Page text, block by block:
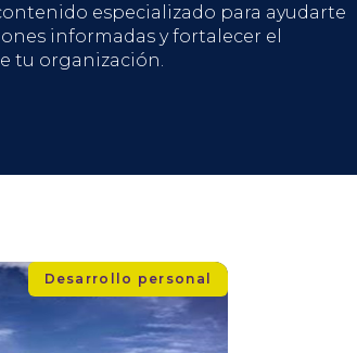
especializado para ayudarte
informadas y fortalecer el
tu organización.
Desarrollo personal